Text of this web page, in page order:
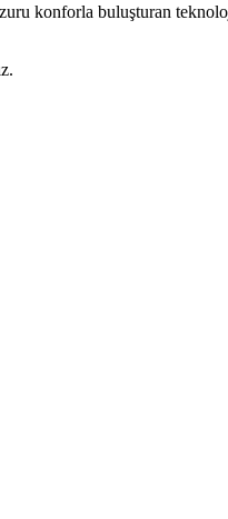
konforla buluşturan